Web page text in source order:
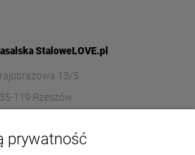
StaloweLOVE.pl
13/5
35-119 Rzeszów
572989669
prywatność